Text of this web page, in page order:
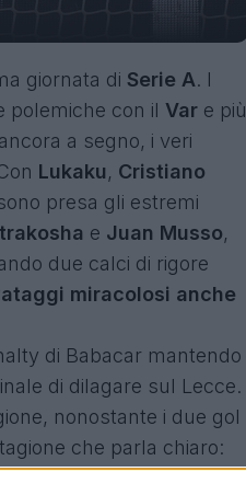
giornata di Serie A. I
polemiche con il Var e più
a segno, i veri
Lukaku, Cristiano
presa gli estremi
e Juan Musso,
due calci di rigore
miracolosi anche
di Babacar mantendo
di dilagare sul Lecce.
nonostante i due gol
che parla chiaro: